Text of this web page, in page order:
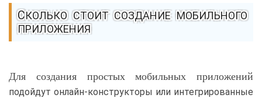
СКОЛЬКО СТОИТ СОЗДАНИЕ МОБИЛЬНОГО
ПРИЛОЖЕНИЯ
Для создания простых мобильных приложений
подойдут онлайн-конструкторы или интегрированные